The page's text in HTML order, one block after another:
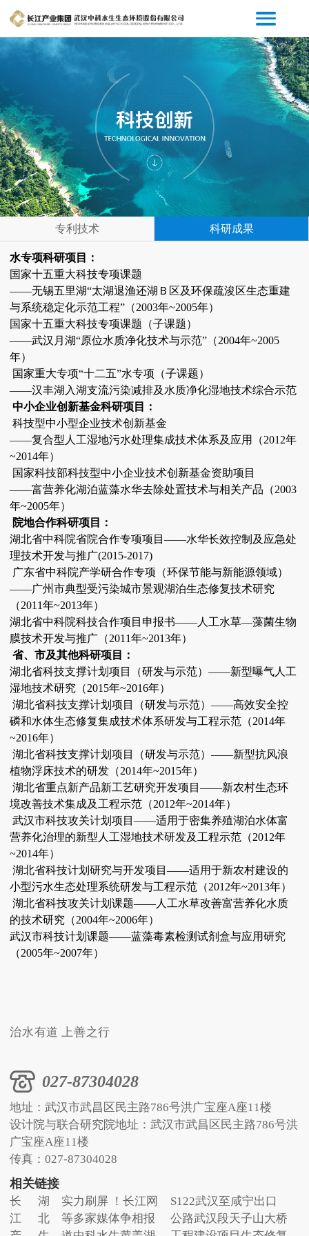
专利技术 科研成果
水专项科研项目：
国家十五重大科技专项课题
——无锡五里湖“太湖退渔还湖Ｂ区及环保疏浚区生态重建
与系统稳定化示范工程”（2003年~2005年）
国家十五重大科技专项课题（子课题）
——武汉月湖“原位水质净化技术与示范”（2004年~2005
年）
国家重大专项“十二五”水专项（子课题）
——汉丰湖入湖支流污染减排及水质净化湿地技术综合示范
中小企业创新基金科研项目：
科技型中小型企业技术创新基金
——复合型人工湿地污水处理集成技术体系及应用（2012年
~2014年）
国家科技部科技型中小企业技术创新基金资助项目
——富营养化湖泊蓝藻水华去除处置技术与相关产品（2003
年~2005年）
院地合作科研项目：
湖北省中科院省院合作专项项目——水华长效控制及应急处
理技术开发与推广(2015-2017)
广东省中科院产学研合作专项（环保节能与新能源领域）
——广州市典型受污染城市景观湖泊生态修复技术研究
（2011年~2013年）
湖北省中科院科技合作项目申报书——人工水草—藻菌生物
膜技术开发与推广（2011年~2013年）
省、市及其他科研项目：
湖北省科技支撑计划项目（研发与示范）——新型曝气人工
湿地技术研究（2015年~2016年）
湖北省科技支撑计划项目（研发与示范）——高效安全控
磷和水体生态修复集成技术体系研发与工程示范（2014年
~2016年）
湖北省科技支撑计划项目（研发与示范）——新型抗风浪
植物浮床技术的研发（2014年~2015年）
湖北省重点新产品新工艺研究开发项目——新农村生态环
境改善技术集成及工程示范（2012年~2014年）
武汉市科技攻关计划项目——适用于密集养殖湖泊水体富
营养化治理的新型人工湿地技术研发及工程示范（2012年
~2014年）
湖北省科技计划研究与开发项目——适用于新农村建设的
小型污水生态处理系统研发与工程示范（2012年~2013年）
湖北省科技攻关计划课题——人工水草改善富营养化水质
的技术研究（2004年~2006年）
武汉市科技计划课题——蓝藻毒素检测试剂盒与应用研究
（2005年~2007年）
治水有道 上善之行
027-87304028
地址：武汉市武昌区民主路786号洪广宝座A座11楼
设计院与联合研究院地址：武汉市武昌区民主路786号洪
广宝座A座11楼
传真：027-87304028
相关链接
长
江
湖
北
实力刷屏 ！长江网
等多家媒体争相报
S122武汉至咸宁出口
公路武汉段天子山大桥